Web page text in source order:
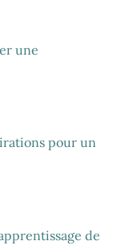
une
pour un
de